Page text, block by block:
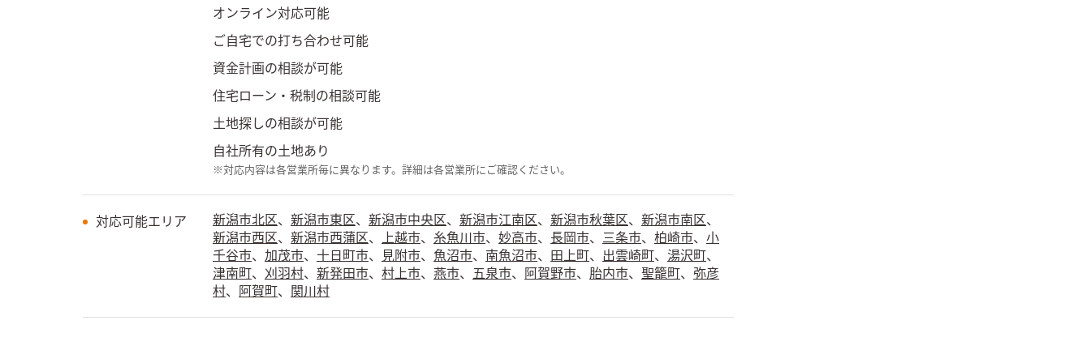
オンライン対応可能
ご自宅での打ち合わせ可能
資金計画の相談が可能
住宅ローン・税制の相談可能
土地探しの相談が可能
自社所有の土地あり
※対応内容は各営業所毎に異なります。詳細は各営業所にご確認ください。
対応可能エリア 新潟市北区 、 新潟市東区 、 新潟市中央区 、 新潟市江南区 、 新潟市秋葉区 、 新潟市南区 、
新潟市西区 、 新潟市西蒲区 、 上越市、 糸魚川市、 妙高市、 長岡市、 三条市、 柏崎市、 小
千谷市、 加茂市、 十日町市、 見附市、 魚沼市、 南魚沼市、 田上町、 出雲崎町、 湯沢町、
津南町、 刈羽村、 新発田市、 村上市、 燕市、 五泉市、 阿賀野市、 胎内市、 聖籠町、 弥彦
村、 阿賀町、 関川村